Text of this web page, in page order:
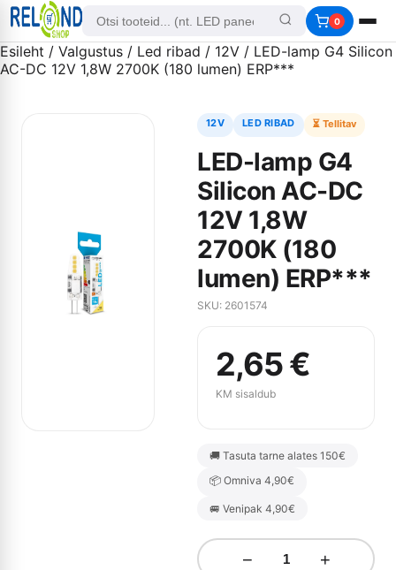
0
Esileht / Valgustus / Led ribad / 12V / LED-lamp G4 Silicon
AC-DC 12V 1,8W 2700K (180 lumen) ERP***
12V LED RIBAD ⏳ Tellitav
LED-lamp G4
Silicon AC-DC
12V 1,8W
2700K (180
lumen) ERP***
SKU: 2601574
2,65€
KM sisaldub
🚚 Tasuta tarne alates 150€
📦 Omniva 4,90€
🚐 Venipak 4,90€
− +